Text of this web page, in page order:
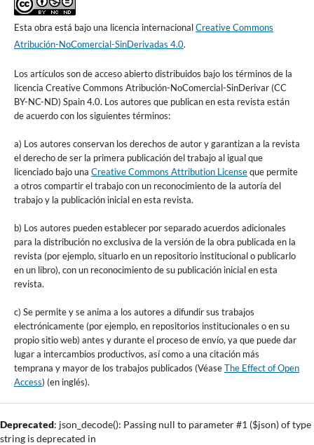
Esta obra está bajo una licencia internacionalCreative Commons
Atribución-NoComercial-SinDerivadas 4.0.
Los artículos son de acceso abierto distribuidos bajo los términos de la
licencia Creative Commons Atribución-NoComercial-SinDerivar (CC
BY-NC-ND) Spain 4.0. Los autores que publican en esta revista están
de acuerdo con los siguientes términos:
a) Los autores conservan los derechos de autor y garantizan a la revista
el derecho de ser la primera publicación del trabajo al igual que
licenciado bajo una Creative Commons Attribution Licenseque permite
a otros compartir el trabajo con un reconocimiento de la autoría del
trabajo y la publicación inicial en esta revista.
b) Los autores pueden establecer por separado acuerdos adicionales
para la distribución no exclusiva de la versión de la obra publicada en la
revista (por ejemplo, situarlo en un repositorio institucional o publicarlo
en un libro), con un reconocimiento de su publicación inicial en esta
revista.
c) Se permite y se anima a los autores a difundir sus trabajos
electrónicamente (por ejemplo, en repositorios institucionales o en su
propio sitio web) antes y durante el proceso de envío, ya que puede dar
lugar a intercambios productivos, así como a una citación más
temprana y mayor de los trabajos publicados (VéaseThe Effect of Open
Access) (en inglés).
Deprecated: json_decode(): Passing null to parameter #1 ($json) of type
string is deprecated in